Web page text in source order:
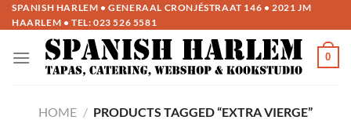
Ga
naar
SPANISH HARLEM • GENERAAL CRONJÉSTRAAT 146 • 2021 JM
HAARLEM • TEL: 023 526 5581
0
HOME / PRODUCTS TAGGED “EXTRA VIERGE”